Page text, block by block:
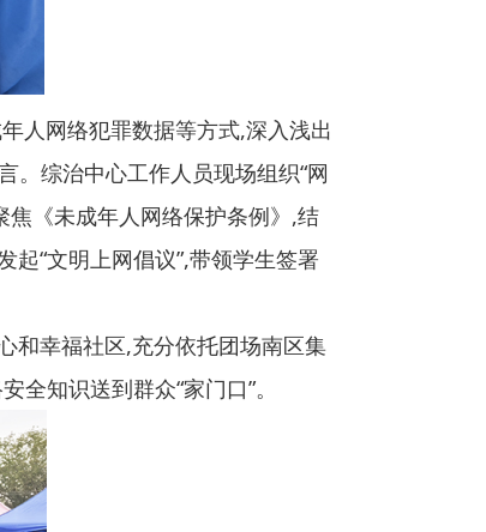
人网络犯罪数据等方式,深入浅出
。综治中心工作人员现场组织“网
《未成年人网络保护条例》,结
“文明上网倡议”,带领学生签署
和幸福社区,充分依托团场南区集
知识送到群众“家门口”。